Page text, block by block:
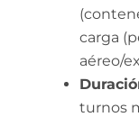
carga
aéreo/
turnos